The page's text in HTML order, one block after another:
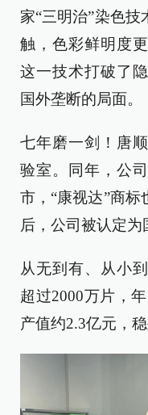
家“三明治”染色
触，色彩鲜明度
这一技术打破了
国外垄断的局面。
七年磨一剑！唐
验室。同年，公
市，“康视达”商
后，公司被认定为
从无到有、从小
超过2000万片，
产值约2.3亿元，